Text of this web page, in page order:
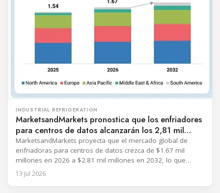
INDUSTRIAL REFRIGERATION
MarketsandMarkets pronostica que los enfriadores
para centros de datos alcanzarán los 2,81 mil
millones de dólares para 2032
MarketsandMarkets proyecta que el mercado global de
enfriadoras para centros de datos crezca de $1.67 mil
millones en 2026 a $2.81 mil millones en 2032, lo que
representa una tasa de crecimiento anual compuesta de
9.0%. El pronóstico vincula la demanda con la expansión del
13 Jul 2026